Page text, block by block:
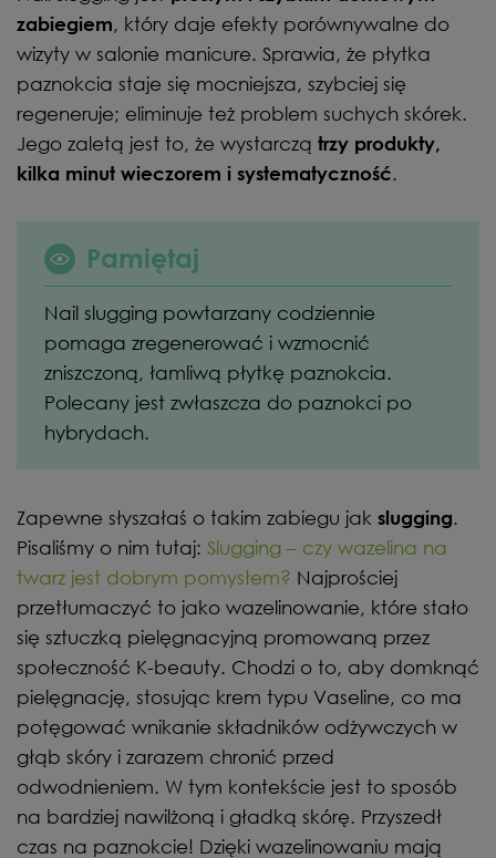
zabiegiem, który daje efekty porównywalne do
wizyty w salonie manicure. Sprawia, że płytka
paznokcia staje się mocniejsza, szybciej się
regeneruje; eliminuje też problem suchych skórek.
Jego zaletą jest to, że wystarczą trzy produkty,
kilka minut wieczorem i systematyczność.
Pamiętaj
Nail slugging powtarzany codziennie
pomaga zregenerować i wzmocnić
zniszczoną, łamliwą płytkę paznokcia.
Polecany jest zwłaszcza do paznokci po
hybrydach.
Zapewne słyszałaś o takim zabiegu jak slugging.
Pisaliśmy o nim tutaj: Slugging – czy wazelina na
twarz jest dobrym pomysłem? Najprościej
przetłumaczyć to jako wazelinowanie, które stało
się sztuczką pielęgnacyjną promowaną przez
społeczność K-beauty. Chodzi o to, aby domknąć
pielęgnację, stosując krem typu Vaseline, co ma
potęgować wnikanie składników odżywczych w
głąb skóry i zarazem chronić przed
odwodnieniem. W tym kontekście jest to sposób
na bardziej nawilżoną i gładką skórę. Przyszedł
czas na paznokcie! Dzięki wazelinowaniu mają